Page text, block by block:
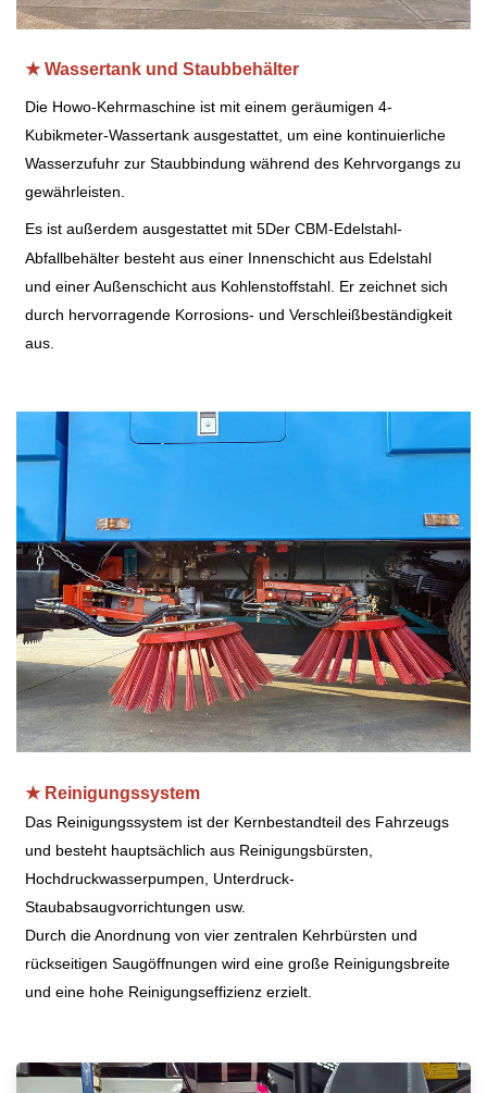
★ Wassertank und Staubbehälter
Die Howo-Kehrmaschine ist mit einem geräumigen 4-
Kubikmeter-Wassertank ausgestattet, um eine kontinuierliche
Wasserzufuhr zur Staubbindung während des Kehrvorgangs zu
gewährleisten.
Es ist außerdem ausgestattet mit5Der CBM-Edelstahl-
Abfallbehälter besteht aus einer Innenschicht aus Edelstahl
und einer Außenschicht aus Kohlenstoffstahl. Er zeichnet sich
durch hervorragende Korrosions- und Verschleißbeständigkeit
aus.
★ Reinigungssystem
Das Reinigungssystem ist der Kernbestandteil des Fahrzeugs
und besteht hauptsächlich aus Reinigungsbürsten,
Hochdruckwasserpumpen, Unterdruck-
Staubabsaugvorrichtungen usw.
Durch die Anordnung von vier zentralen Kehrbürsten und
rückseitigen Saugöffnungen wird eine große Reinigungsbreite
und eine hohe Reinigungseffizienz erzielt.